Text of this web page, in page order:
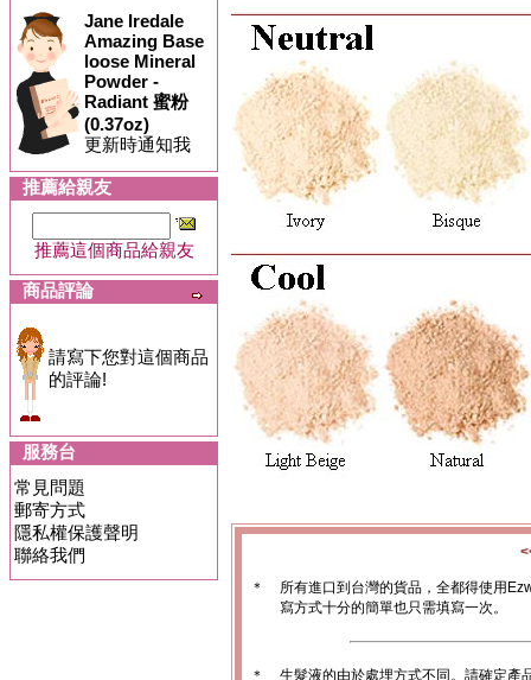
Jane Iredale
Amazing Base
loose Mineral
Powder -
Radiant 蜜粉
(0.37oz)
更新時通知我
推薦給親友
推薦這個商品給親友
商品評論
請寫下您對這個商品
的評論!
服務台
常見問題
郵寄方式
隱私權保護聲明
聯絡我們
＊
所有進口到台灣的貨品，全都得使用
寫方式十分的簡單也只需填寫一次。
＊
生髮液的由於處埋方式不同。請確定產